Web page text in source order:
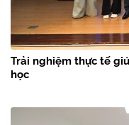
Trải nghiệm thực tế
học